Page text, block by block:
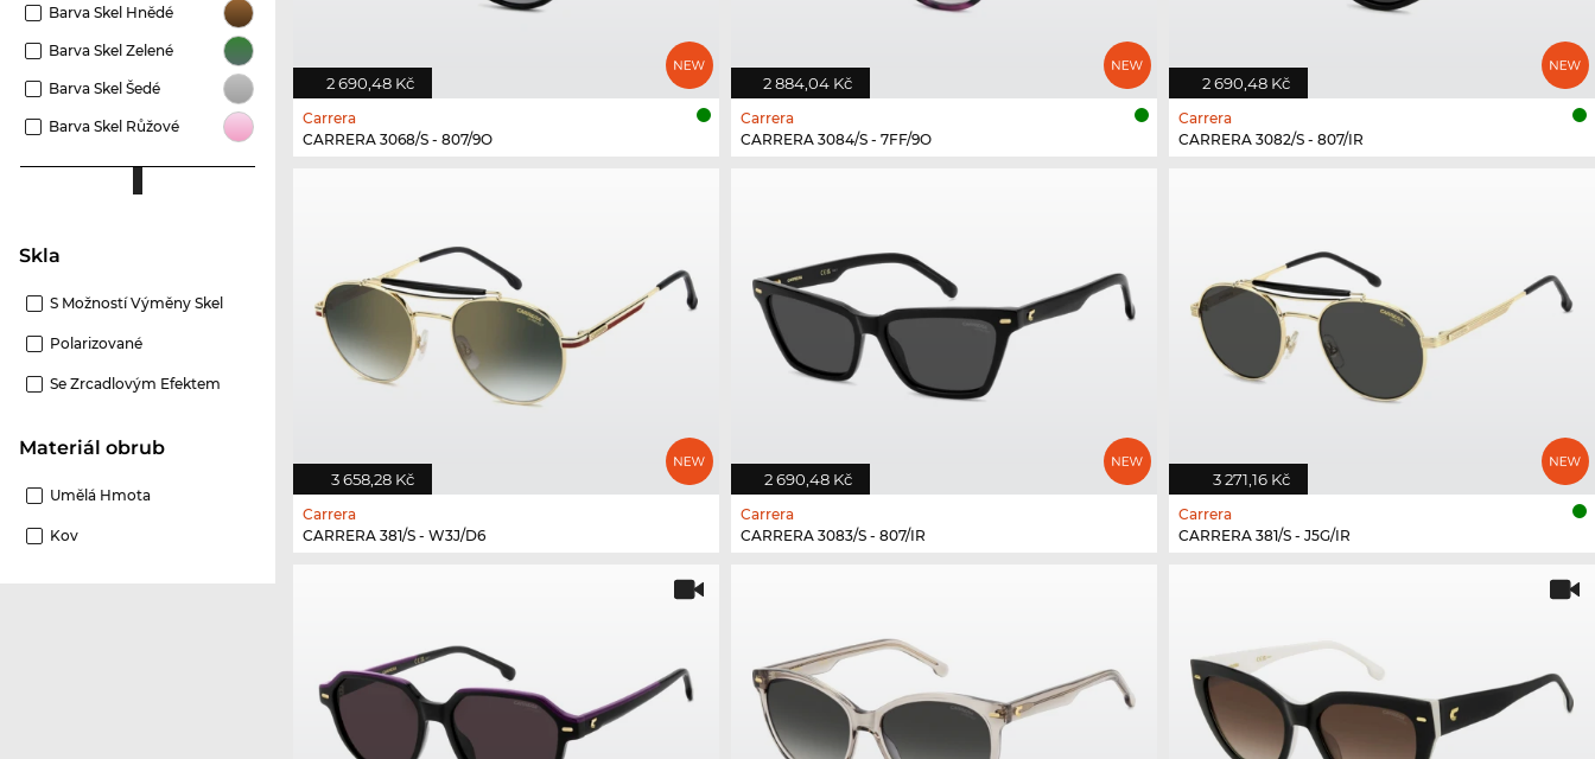
Barva Skel Hnědé
Barva Skel Zelené
Barva Skel Šedé
Barva Skel Růžové
Skla
S Možností Výměny Skel
Polarizované
Se Zrcadlovým Efektem
Materiál obrub
Umělá Hmota
Kov
2 690,48 Kč
Carrera
CARRERA 3068/S - 807/9O
2 884,04 Kč
Carrera
CARRERA 3084/S - 7FF/9O
2 690,48 Kč
Carrera
CARRERA 3082/S - 807/IR
3 658,28 Kč
Carrera
CARRERA 381/S - W3J/D6
2 690,48 Kč
Carrera
CARRERA 3083/S - 807/IR
3 271,16 Kč
Carrera
CARRERA 381/S - J5G/IR